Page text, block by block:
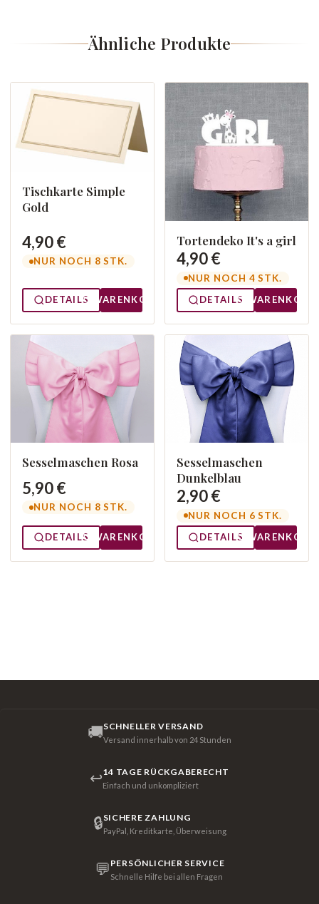
Ähnliche Produkte
Tischkarte Simple
Gold
4,90 €
NUR NOCH 8 STK.
DETAILS WARENKORB
Tortendeko It's a girl
4,90 €
NUR NOCH 4 STK.
DETAILS
WARENKORB
Sesselmaschen Rosa
5,90 €
NUR NOCH 8 STK.
DETAILS WARENKORB
Sesselmaschen
Dunkelblau
2,90 €
NUR NOCH 6 STK.
DETAILS
WARENKORB
🚚SCHNELLER VERSAND
Versand innerhalb von 24 Stunden
↩14 TAGE RÜCKGABERECHT
Einfach und unkompliziert
🔒SICHERE ZAHLUNG
PayPal, Kreditkarte, Überweisung
💬 PERSÖNLICHER SERVICE
Schnelle Hilfe bei allen Fragen